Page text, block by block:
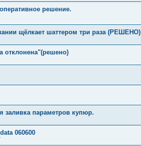
решение.
щёлкает шаттером три раза (РЕШЕНО)
отклонена"(решено)
заливка параметров купюр.
060600